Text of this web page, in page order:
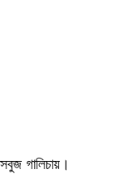
গালিচায়।